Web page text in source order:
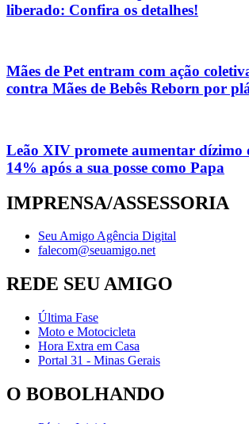
liberado: Confira os detalhes!
Mães de Pet entram com ação
contra Mães de Bebês Reborn por
Leão XIV promete aumentar dízimo
14% após a sua posse como Papa
IMPRENSA/ASSESSORIA
Seu Amigo Agência Digital
falecom@seuamigo.net
REDE SEU AMIGO
Última Fase
Moto e Motocicleta
Hora Extra em Casa
Portal 31 - Minas Gerais
O BOBOLHANDO